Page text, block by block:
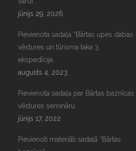
jūnijs 29, 2026
Pievienota sadaļa “Bārtas upes dabas
vēstures un tūrisma taka 3.
ekspedīcija.
augusts 4, 2023
Pievienota sadaļa par Bārtas baznīcas
vēstures semināru.
jūnijs 17, 2022
Pievienoti materiāli sadaļā “Bārtas